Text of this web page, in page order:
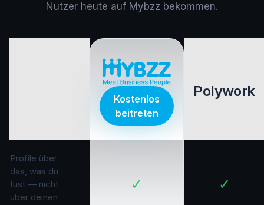
Nutzer heute auf Mybzz bekommen.
Kostenlos
beitreten
Polywork
Profile über
das, was du
tust — nicht
über deinen
✓ ✓